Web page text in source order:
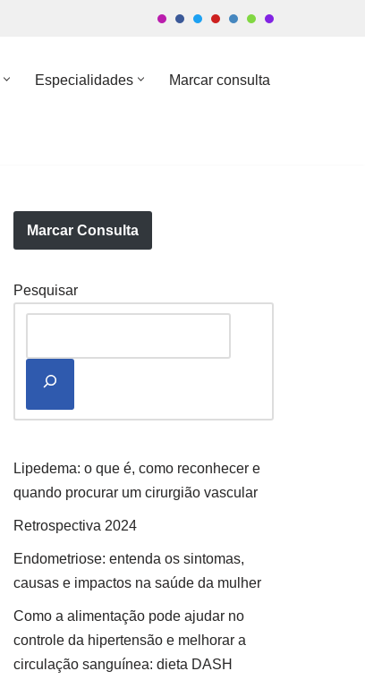
Especialidades Marcar consulta
Marcar Consulta
Pesquisar
Lipedema: o que é, como reconhecer e
quando procurar um cirurgião vascular
Retrospectiva 2024
Endometriose: entenda os sintomas,
causas e impactos na saúde da mulher
Como a alimentação pode ajudar no
controle da hipertensão e melhorar a
circulação sanguínea: dieta DASH